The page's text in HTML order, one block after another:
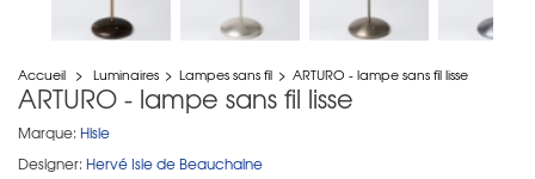
Accueil > Luminaires > Lampes sans fil > ARTURO - lampe sans fil lisse
ARTURO - lampe sans fil lisse
Marque: Hisle
Designer: Hervé Isle de Beauchaine